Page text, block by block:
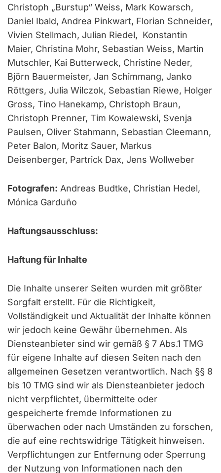
Christoph „Burstup“ Weiss, Mark Kowarsch,
Daniel Ibald, Andrea Pinkwart, Florian Schneider,
Vivien Stellmach, Julian Riedel, Konstantin
Maier, Christina Mohr, Sebastian Weiss, Martin
Mutschler, Kai Butterweck, Christine Neder,
Björn Bauermeister, Jan Schimmang, Janko
Röttgers, Julia Wilczok, Sebastian Riewe, Holger
Gross, Tino Hanekamp, Christoph Braun,
Christoph Prenner, Tim Kowalewski, Svenja
Paulsen, Oliver Stahmann, Sebastian Cleemann,
Peter Balon, Moritz Sauer, Markus
Deisenberger, Partrick Dax, Jens Wollweber
Fotografen: Andreas Budtke, Christian Hedel,
Mónica Garduño
Haftungsausschluss:
Haftung für Inhalte
Die Inhalte unserer Seiten wurden mit größter
Sorgfalt erstellt. Für die Richtigkeit,
Vollständigkeit und Aktualität der Inhalte können
wir jedoch keine Gewähr übernehmen. Als
Diensteanbieter sind wir gemäß § 7 Abs.1 TMG
für eigene Inhalte auf diesen Seiten nach den
allgemeinen Gesetzen verantwortlich. Nach §§ 8
bis 10 TMG sind wir als Diensteanbieter jedoch
nicht verpflichtet, übermittelte oder
gespeicherte fremde Informationen zu
überwachen oder nach Umständen zu forschen,
die auf eine rechtswidrige Tätigkeit hinweisen.
Verpflichtungen zur Entfernung oder Sperrung
der Nutzung von Informationen nach den